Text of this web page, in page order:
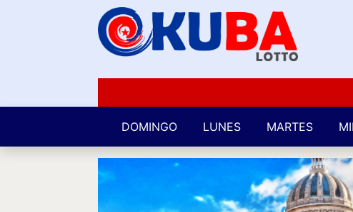
DOMINGO LUNES MARTES